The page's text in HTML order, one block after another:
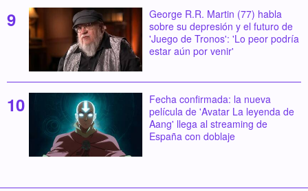
George R.R. Martin (77) habla
sobre su depresión y el futuro de
'Juego de Tronos': 'Lo peor podría
estar aún por venir'
Fecha confirmada: la nueva
película de 'Avatar La leyenda de
Aang' llega al streaming de
España con doblaje